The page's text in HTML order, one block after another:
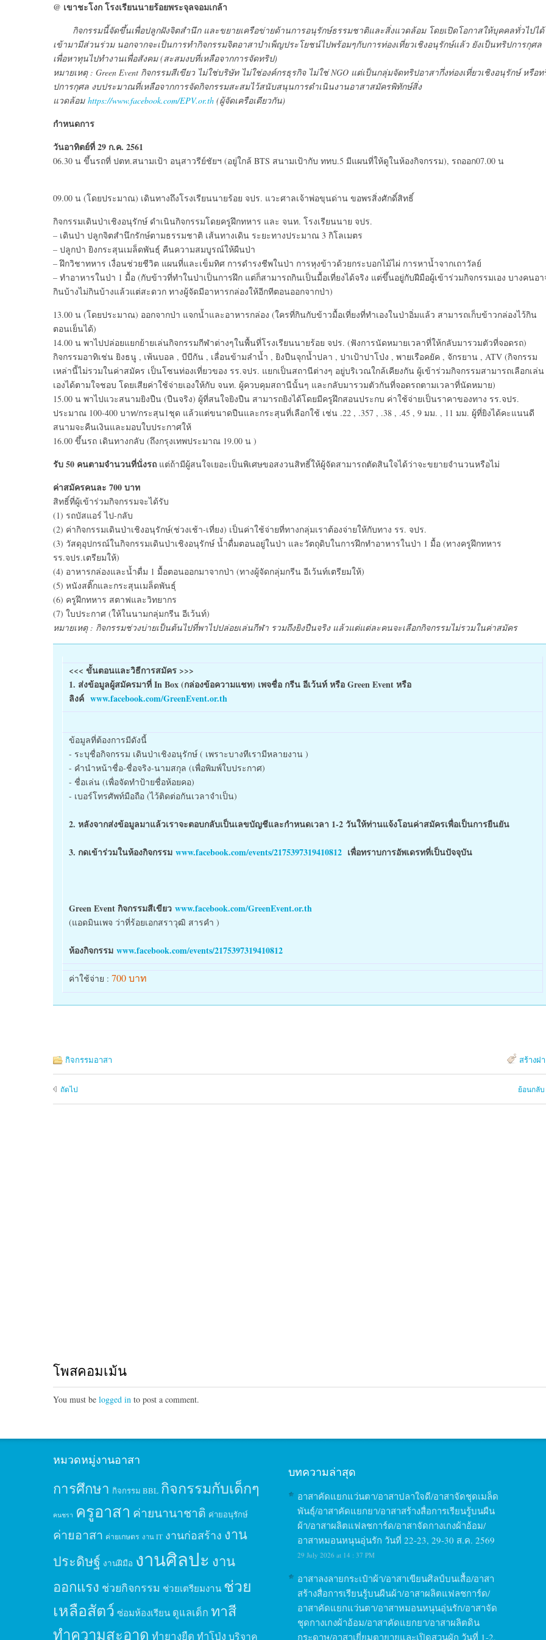
@ เขาชะโงก โรงเรียนนายร้อยพระจุลจอมเกล้า
กิจกรรมนี้จัดขึ้นเพื่อปลูกฝังจิตสำนึก และขยายเครือข่ายด้านการอนุรักษ์ธรรมชาติและสิ่งแวดล้อม โดยเปิดโอกาสให้บุคคลทั่วไปได้
เข้ามามีส่วนร่วม นอกจากจะเป็นการทำกิจกรรมจิตอาสาบำเพ็ญประโยชน์ไปพร้อมๆกับการท่องเที่ยวเชิงอนุรักษ์แล้ว ยังเป็นทริปการกุศล
เพื่อหาทุนไปทำงานเพื่อสังคม (สะสมงบที่เหลือจากการจัดทริป)
หมายเหตุ : Green Event กิจกรรมสีเขียว ไม่ใช่บริษัท ไม่ใช่องค์กรธุรกิจ ไม่ใช่ NGO แต่เป็นกลุ่มจัดทริปอาสากึ่งท่องเที่ยวเชิงอนุรักษ์ หรือท
ปการกุศล งบประมาณที่เหลือจากการจัดกิจกรรมสะสมไว้สนับสนุนการดำเนินงานอาสาสมัครพิทักษ์สิ่ง
แวดล้อม https://www.facebook.com/EPV.or.th (ผู้จัดเครือเดียวกัน)
กำหนดการ
วันอาทิตย์ที่ 29 ก.ค. 2561
06.30 น ขึ้นรถที่ ปตท.สนามเป้า อนุสาวรีย์ชัยฯ (อยู่ใกล้ BTS สนามเป้ากับ ททบ.5 มีแผนที่ให้ดูในห้องกิจกรรม), รถออก07.00 น
09.00 น (โดยประมาณ) เดินทางถึงโรงเรียนนายร้อย จปร. แวะศาลเจ้าพ่อขุนด่าน ขอพรสิ่งศักดิ์สิทธิ์
กิจกรรมเดินป่าเชิงอนุรักษ์ ดำเนินกิจกรรมโดยครูฝึกทหาร และ จนท. โรงเรียนนาย จปร.
– เดินป่า ปลูกจิตสำนึกรักษ์ตามธรรมชาติ เส้นทางเดิน ระยะทางประมาณ 3 กิโลเมตร
– ปลูกป่า ยิงกระสุนเมล็ดพันธุ์ คืนความสมบูรณ์ให้ผืนป่า
– ฝึกวิชาทหาร เงื่อนช่วยชีวิต แผนที่และเข็มทิศ การดำรงชีพในป่า การหุงข้าวด้วยกระบอกไม้ไผ่ การหาน้ำจากเถาวัลย์
– ทำอาหารในป่า 1 มื้อ (กับข้าวที่ทำในป่าเป็นการฝึก แต่ก็สามารถกินเป็นมื้อเที่ยงได้จริง แต่ขึ้นอยู่กับฝีมือผู้เข้าร่วมกิจกรรมเอง บางคนอา
กินบ้างไม่กินบ้างแล้วแต่สะดวก ทางผู้จัดมีอาหารกล่องให้อีกทีตอนออกจากป่า)
13.00 น (โดยประมาณ) ออกจากป่า แจกน้ำและอาหารกล่อง (ใครที่กินกับข้าวมื้อเที่ยงที่ทำเองในป่าอิ่มแล้ว สามารถเก็บข้าวกล่องไว้กิน
ตอนเย็นได้)
14.00 น พาไปปล่อยแยกย้ายเล่นกิจกรรมกีฬาต่างๆในพื้นที่โรงเรียนนายร้อย จปร. (ฟังการนัดหมายเวลาที่ให้กลับมารวมตัวที่จอดรถ)
กิจกรรมอาทิเช่น ยิงธนู , เพ้นบอล , บีบีกัน , เลื่อนข้ามลำน้ำ , ยิงปืนจุกน้ำปลา , ปาเป้าปาโป่ง , พายเรือคยัค , จักรยาน , ATV (กิจกรรม
เหล่านี้ไม่รวมในค่าสมัคร เป็นโซนท่องเที่ยวของ รร.จปร. แยกเป็นสถานีต่างๆ อยู่บริเวณใกล้เคียงกัน ผู้เข้าร่วมกิจกรรมสามารถเลือกเล่น
เองได้ตามใจชอบ โดยเสียค่าใช้จ่ายเองให้กับ จนท. ผู้ควบคุมสถานีนั้นๆ และกลับมารวมตัวกันที่จอดรถตามเวลาที่นัดหมาย)
15.00 น พาไปแวะสนามยิงปืน (ปืนจริง) ผู้ที่สนใจยิงปืน สามารถยิงได้โดยมีครูฝึกสอนประกบ ค่าใช้จ่ายเป็นราคาของทาง รร.จปร.
ประมาณ 100-400 บาท/กระสุน1ชุด แล้วแต่ขนาดปืนและกระสุนที่เลือกใช้ เช่น .22 , .357 , .38 , .45 , 9 มม. , 11 มม. ผู้ที่ยิงได้คะแนนดี
สนามจะคืนเงินและมอบใบประกาศให้
16.00 ขึ้นรถ เดินทางกลับ (ถึงกรุงเทพประมาณ 19.00 น )
รับ 50 คนตามจำนวนที่นั่งรถ แต่ถ้ามีผู้สนใจเยอะเป็นพิเศษขอสงวนสิทธิ์ให้ผู้จัดสามารถตัดสินใจได้ว่าจะขยายจำนวนหรือไม่
ค่าสมัครคนละ 700 บาท
สิทธิ์ที่ผู้เข้าร่วมกิจกรรมจะได้รับ
(1) รถบัสแอร์ ไป-กลับ
(2) ค่ากิจกรรมเดินป่าเชิงอนุรักษ์(ช่วงเช้า-เที่ยง) เป็นค่าใช้จ่ายที่ทางกลุ่มเราต้องจ่ายให้กับทาง รร. จปร.
(3) วัสดุอุปกรณ์ในกิจกรรมเดินป่าเชิงอนุรักษ์ น้ำดื่มตอนอยู่ในป่า และวัตถุดิบในการฝึกทำอาหารในป่า 1 มื้อ (ทางครูฝึกทหาร
รร.จปร.เตรียมให้)
(4) อาหารกล่องและน้ำดื่ม 1 มื้อตอนออกมาจากป่า (ทางผู้จัดกลุ่มกรีน อีเว้นท์เตรียมให้)
(5) หนังสติ๊กและกระสุนเมล็ดพันธุ์
(6) ครูฝึกทหาร สตาฟและวิทยากร
(7) ใบประกาศ (ให้ในนามกลุ่มกรีน อีเว้นท์)
หมายเหตุ : กิจกรรมช่วงบ่ายเป็นต้นไปที่พาไปปล่อยเล่นกีฬา รวมถึงยิงปืนจริง แล้วแต่แต่ละคนจะเลือกกิจกรรมไม่รวมในค่าสมัคร
<<< ขั้นตอนและวิธีการสมัคร >>>
1. ส่งข้อมูลผู้สมัครมาที่ In Box (กล่องข้อความแชท) เพจชื่อ กรีน อีเว้นท์ หรือ Green Event หรือ
ลิงค์ www.facebook.com/GreenEvent.or.th
ข้อมูลที่ต้องการมีดังนี้
- ระบุชื่อกิจกรรม เดินป่าเชิงอนุรักษ์ ( เพราะบางทีเรามีหลายงาน )
- คำนำหน้าชื่อ-ชื่อจริง-นามสกุล (เพื่อพิมพ์ใบประกาศ)
- ชื่อเล่น (เพื่อจัดทำป้ายชื่อห้อยคอ)
- เบอร์โทรศัพท์มือถือ (ไว้ติดต่อกันเวลาจำเป็น)
2. หลังจากส่งข้อมูลมาแล้วเราจะตอบกลับเป็นเลขบัญชีและกำหนดเวลา 1-2 วันให้ท่านแจ้งโอนค่าสมัครเพื่อเป็นการยืนยัน
3. กดเข้าร่วมในห้องกิจกรรม www.facebook.com/events/2175397319410812 เพื่อทราบการอัพเดรทที่เป็นปัจจุบัน
Green Event กิจกรรมสีเขียว www.facebook.com/GreenEvent.or.th
(แอดมินเพจ ว่าที่ร้อยเอกสราวุฒิ สารคำ )
ห้องกิจกรรม www.facebook.com/events/2175397319410812
ค่าใช้จ่าย : 700 บาท
กิจกรรมอาสา สร้างฝ
ถัดไป ย้อนกลับ
โพสคอมเม้น
You must be logged in to post a comment.
หมวดหมู่งานอาสา
การศึกษา กิจกรรม BBL กิจกรรมกับเด็กๆ
คนชรา ครูอาสา ค่ายนานาชาติ ค่ายอนุรักษ์
ค่ายอาสา ค่ายเกษตร งาน IT งานก่อสร้าง งาน
ประดิษฐ์ งานฝีมือ งานศิลปะ งาน
ออกแรง ช่วยกิจกรรม ช่วยเตรียมงาน ช่วย
เหลือสัตว์ ซ่อมห้องเรียน ดูแลเด็ก ทาสี
ทำความสะอาด ทำยางยืด ทำโป่ง บริจาค
บทความล่าสุด
อาสาคัดแยกแว่นตา/อาสาปลาใจดี/อาสาจัดชุดเมล็ด
พันธุ์/อาสาคัดแยกยา/อาสาสร้างสื่อการเรียนรู้บนผืน
ผ้า/อาสาผลิตแฟลชการ์ด/อาสาจัดกางเกงผ้าอ้อม/
อาสาหมอนหนุนอุ่นรัก วันที่ 22-23, 29-30 ส.ค. 2569
29 July 2026 at 14 : 37 PM
อาสาลงลายกระเป๋าผ้า/อาสาเขียนศิลป์บนเสื้อ/อาสา
สร้างสื่อการเรียนรู้บนผืนผ้า/อาสาผลิตแฟลชการ์ด/
อาสาคัดแยกแว่นตา/อาสาหมอนหนุนอุ่นรัก/อาสาจัด
ชุดกางเกงผ้าอ้อม/อาสาคัดแยกยา/อาสาผลิตดิน
กระดาษ/อาสาเยี่ยมตายายและเปิดสวนผัก วันที่ 1-2,